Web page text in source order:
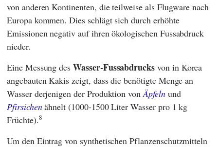
von anderen Kontinenten, die teilweise als Flugware nach
Europa kommen. Dies schlägt sich durch erhöhte
Emissionen negativ auf ihren ökologischen Fussabdruck
nieder.
Eine Messung desWasser-Fussabdrucks von in Korea
angebauten Kakis zeigt, dass die benötigte Menge an
Wasser derjenigen der Produktion vonÄpfelnund
Pfirsichenähnelt (1000-1500 Liter Wasser pro 1 kg
Früchte).8
Um den Eintrag von synthetischen Pflanzenschutzmitteln